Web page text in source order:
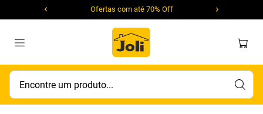
Ofertas com até 70% Off
Encontre um produto...